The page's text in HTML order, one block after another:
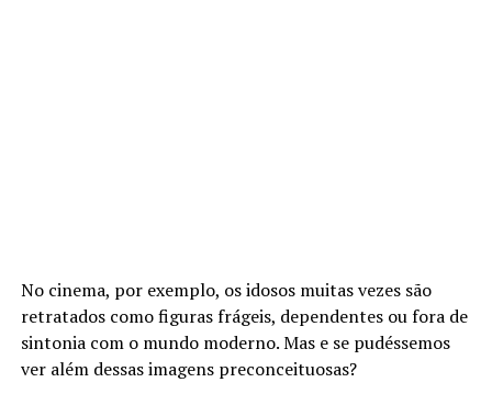
No cinema, por exemplo, os idosos muitas vezes são
retratados como figuras frágeis, dependentes ou fora de
sintonia com o mundo moderno. Mas e se pudéssemos
ver além dessas imagens preconceituosas?